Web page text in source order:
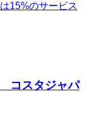
15%のサービス
コスタジャパ